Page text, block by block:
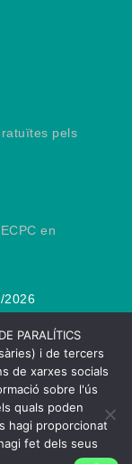
pels
en
2026
amb Lesió
PARALÍTICS
i de tercers
de xarxes socials
sobre l'ús
quals poden
hagi proporcionat
fet dels seus